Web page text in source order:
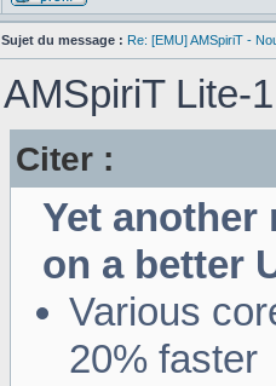
Sujet du message : Re: [EMU] AMSpiriT -
AMSpiriT Lite-
Citer :
Yet another
on a better
Various
20% faster